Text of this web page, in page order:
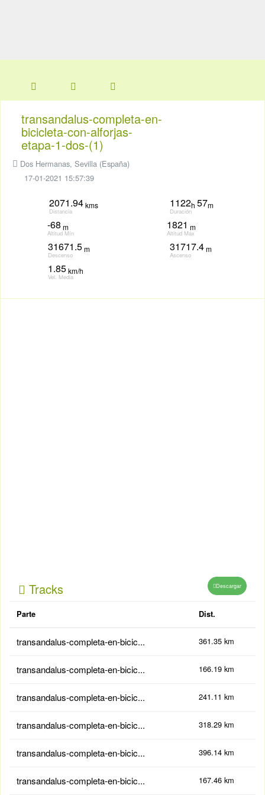
transandalus-completa-en-
bicicleta-con-alforjas-
etapa-1-dos-(1)
Dos Hermanas, Sevilla (España)
17-01-2021 15:57:39
2071.94kms
Distancia
1122h 57m
Duración
-68 m
Altitud Mín
1821 m
Altitud Máx
31671.5m
Descenso
31717.4m
Ascenso
1.85km/h
Vel. Media
Tracks Descargar
Parte Dist.
transandalus-completa-en-bicic... 361.35 km
transandalus-completa-en-bicic... 166.19 km
transandalus-completa-en-bicic... 241.11 km
transandalus-completa-en-bicic... 318.29 km
transandalus-completa-en-bicic... 396.14 km
transandalus-completa-en-bicic... 167.46 km